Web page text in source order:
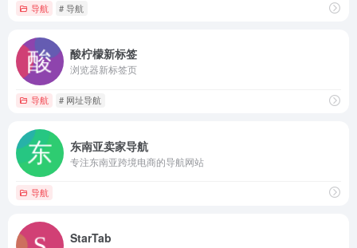
导航 # 导航
酸柠檬新标签
浏览器新标签页
导航 # 网址导航
东南亚卖家导航
专注东南亚跨境电商的导航网站
导航
StarTab